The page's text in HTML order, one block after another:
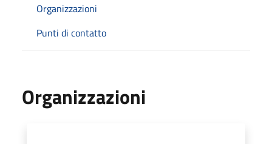
Organizzazioni
Punti di contatto
Organizzazioni